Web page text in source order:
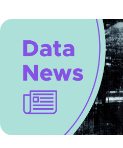
statistischen Verzerrungen.